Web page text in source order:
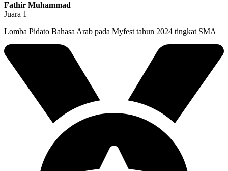
Fathir Muhammad
Juara 1
Lomba Pidato Bahasa Arab pada Myfest tahun 2024 tingkat SMA